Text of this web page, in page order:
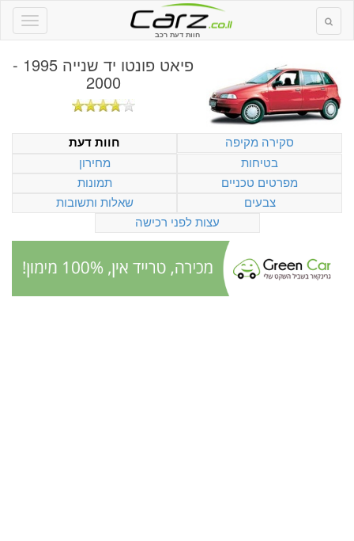
חוות דעת רכב
פיאט פונטו יד שנייה 1995 -
2000
סקירה מקיפה
חוות דעת
בטיחות
מחירון
מפרטים טכניים
תמונות
צבעים
שאלות ותשובות
עצות לפני רכישה